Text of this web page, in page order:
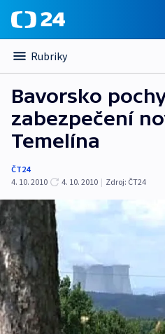
Rubriky
Bavorsko
zabezpečení
Temelína
ČT24
4. 10. 2010
4. 10. 2010 | Zdroj: ČT24